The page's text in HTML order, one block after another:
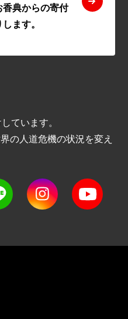
典からの寄付
ます。
ています。
の人道危機の状況を変え